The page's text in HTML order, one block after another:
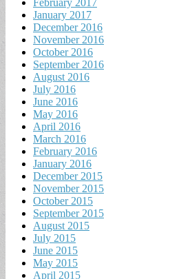
January 2017
December 2016
November 2016
October 2016
September 2016
August 2016
July 2016
June 2016
May 2016
April 2016
March 2016
February 2016
January 2016
December 2015
November 2015
October 2015
September 2015
August 2015
July 2015
June 2015
May 2015
April 2015